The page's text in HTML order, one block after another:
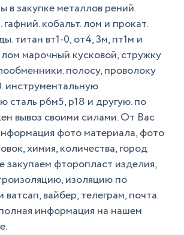
в закупке металлов рений.
кобальт. лом и прокат.
титан вт1-0, от4, 3м, пт1м и
марочный кусковой, стружку
полосу, проволоку
инструментальную
сталь р6м5, р18 и другую. по
вывоз своими силами. От Вас
фото материала, фото
химия, количества, город
закупаем фторопласт изделия,
изоляцию по
вайбер, телеграм, почта.
информация на нашем